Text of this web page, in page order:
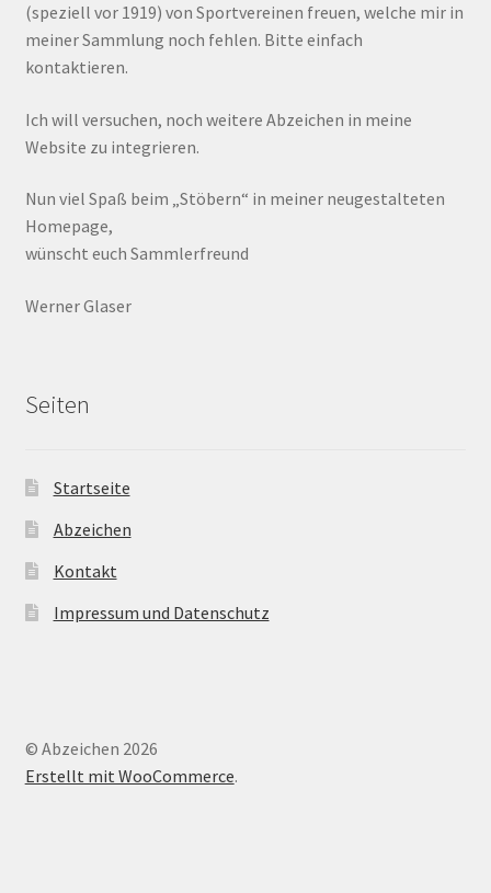
(speziell vor 1919) von Sportvereinen freuen, welche mir in
meiner Sammlung noch fehlen. Bitte einfach
kontaktieren.
Ich will versuchen, noch weitere Abzeichen in meine
Website zu integrieren.
Nun viel Spaß beim „Stöbern“ in meiner neugestalteten
Homepage,
wünscht euch Sammlerfreund
Werner Glaser
Seiten
Startseite
Abzeichen
Kontakt
Impressum und Datenschutz
© Abzeichen 2026
Erstellt mit WooCommerce.